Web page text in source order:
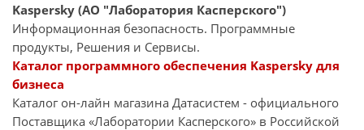
Kaspersky (АО "Лаборатория Касперского")
Информационная безопасность. Программные
продукты, Решения и Сервисы.
Каталог программного обеспечения Kaspersky для
бизнеса
Каталог он-лайн магазина Датасиcтем - официального
Поставщика «Лаборатории Касперского» в Российской